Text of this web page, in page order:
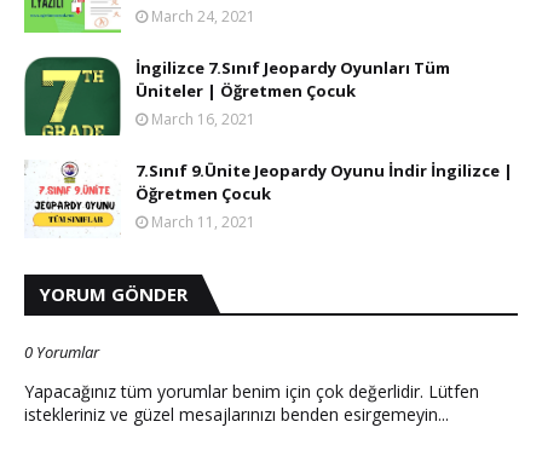
March 24, 2021
İngilizce 7.Sınıf Jeopardy Oyunları Tüm
Üniteler | Öğretmen Çocuk
March 16, 2021
7.Sınıf 9.Ünite Jeopardy Oyunu İndir İngilizce |
Öğretmen Çocuk
March 11, 2021
YORUM GÖNDER
0 Yorumlar
Yapacağınız tüm yorumlar benim için çok değerlidir. Lütfen
istekleriniz ve güzel mesajlarınızı benden esirgemeyin...